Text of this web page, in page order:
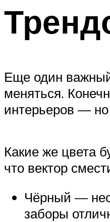
Еще один
меняться.
интерьеров —
Какие же цвета
что вектор
Чёрный —
заборы